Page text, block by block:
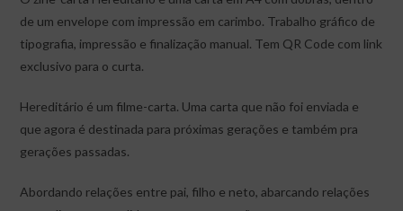
de um envelope com impressão em carimbo. Trabalho gráfico de
tipografia, impressão e finalização manual. Tem QR Code com link
exclusivo para o curta.
Hereditário é um filme-carta. Uma carta que não foi enviada e
que agora é destinada para próximas gerações e também pra
gerações passadas.
Abordando relações entre pai, filho e neto, abarcando relações